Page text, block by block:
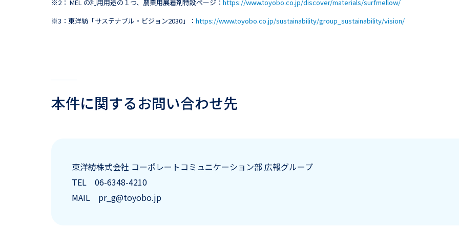
※2： MEL の利用用途の１つ、農業用展着剤特設ページ： https://www.toyobo.co.jp/discover/materials/surfmellow/
※3：東洋紡「サステナブル・ビジョン2030」： https://www.toyobo.co.jp/sustainability/group_sustainability/vision/
本件に関するお問い合わせ先
東洋紡株式会社 コーポレートコミュニケーション部 広報グループ
TEL 06-6348-4210
MAIL pr_g@toyobo.jp